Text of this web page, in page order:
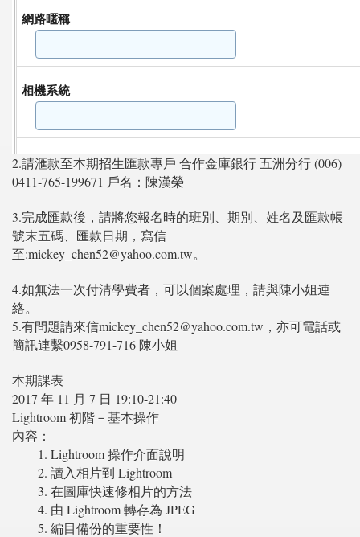
2.請滙款至本期招生匯款專戶 合作金庫銀行 五洲分行 (006)
0411-765-199671 戶名：陳漢榮
3.完成匯款後，請將您報名時的班別、期別、姓名及匯款帳
號末五碼、匯款日期，寫信
至:mickey_chen52@yahoo.com.tw。
4.如無法一次付清學費者，可以個案處理，請與陳小姐連
絡。
5.有問題請來信mickey_chen52@yahoo.com.tw，亦可電話或
簡訊連繫0958-791-716 陳小姐
本期課表
2017 年 11 月 7 日 19:10-21:40
Lightroom 初階－基本操作
內容：
1. Lightroom 操作介面說明
2. 讀入相片到 Lightroom
3. 在圖庫快速修相片的方法
4. 由 Lightroom 轉存為 JPEG
5. 編目備份的重要性！